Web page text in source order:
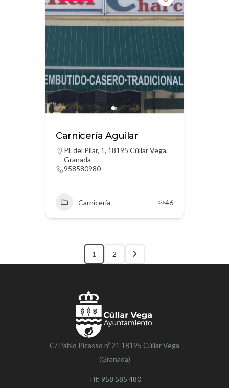
Carnicería Aguilar
Pl. del Pilar, 1, 18195 Cúllar Vega,
Granada
958580980
Carnicería 46
1 2
C/ Pablo Picasso nº 21 18195 Cúllar Vega
(Granada)
Tlf: 958 585 480